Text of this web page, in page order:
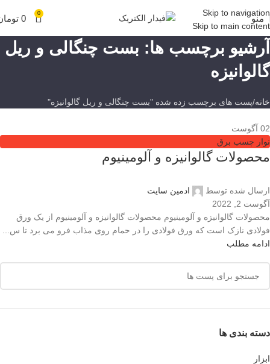
Skip to navigation
Skip to main content
منو 0
0
آرشیو برچسب ها: بست چنگالی و ریل
گالوانیزه
خانه پست های برچسب زده شده "بست چنگالی و ریل گالوانیزه"
02 آگوست
نوار چسب برق
محصولات گالوانیزه و آلومینیوم
ارسال شده توسط
ادمین سایت
آگوست 2, 2022
محصولات گالوانیزه و آلومینیوم محصولات گالوانیزه و آلومینیوم از یک ورق
فولادی نازک است که ورق فولادی را در حمام روی مذاب فرو می برد تا س...
ادامه مطلب
دسته بندی ها
ابزار